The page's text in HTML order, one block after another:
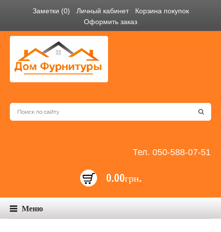
Заметки (0) Личный кабинет
Корзина покупок
Оформить заказ
Тел. 050-588-07-51
0.00грн.
Меню